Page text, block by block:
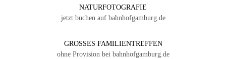
NATURFOTOGRAFIE
jetzt buchen auf bahnhofgamburg.de
GROSSES FAMILIENTREFFEN
ohne Provision bei bahnhofgamburg.de